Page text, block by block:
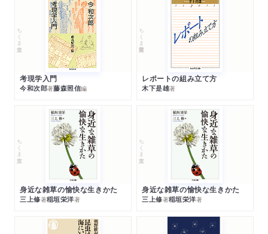
ちくま文庫
考現学入門
今和次郎著藤森照信編
ちくま学芸文庫
レポートの組み立て方
木下是雄著
ちくま文庫
身近な雑草の愉快な生きかた
三上修著稲垣栄洋著
ちくま文庫
身近な雑草の愉快な生きかた
三上修著稲垣栄洋著